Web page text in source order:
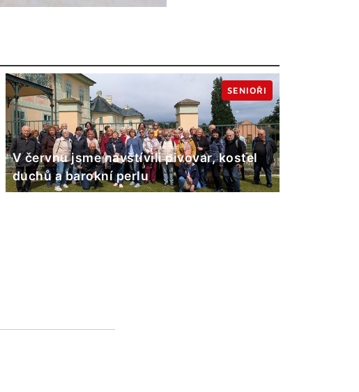
V červnu jsme navštívili pivovar, kostel
duchů a barokní perlu
SENIOŘI